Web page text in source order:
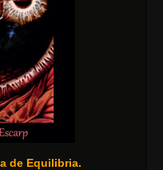
de Equilibria.